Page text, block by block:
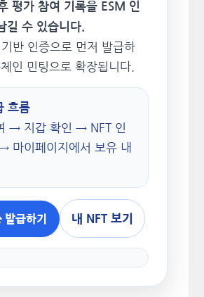
평가 참여 기록을 ESM 인
길 수 있습니다.
반 인증으로 먼저 발급하
인 민팅으로 확장됩니다.
흐름
→ 지갑 확인 → NFT 인
마이페이지에서 보유 내
발급하기 내 NFT 보기